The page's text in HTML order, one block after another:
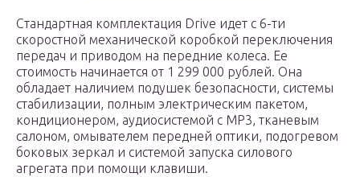
Стандартная комплектация Drive идет с 6-ти
скоростной механической коробкой переключения
передач и приводом на передние колеса. Ее
стоимость начинается от 1 299 000 рублей. Она
обладает наличием подушек безопасности, системы
стабилизации, полным электрическим пакетом,
кондиционером, аудиосистемой с MP3, тканевым
салоном, омывателем передней оптики, подогревом
боковых зеркал и системой запуска силового
агрегата при помощи клавиши.